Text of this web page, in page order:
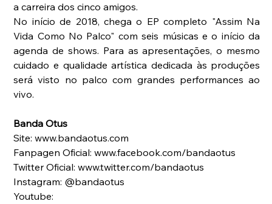
a carreira dos cinco amigos.
No início de 2018, chega o EP completo "Assim Na
Vida Como No Palco" com seis músicas e o início da
agenda de shows. Para as apresentações, o mesmo
cuidado e qualidade artística dedicada às produções
será visto no palco com grandes performances ao
vivo.
Banda Otus
Site: www.bandaotus.com
Fanpagen Oficial: www.facebook.com/bandaotus
Twitter Oficial: www.twitter.com/bandaotus
Instagram: @bandaotus
Youtube: